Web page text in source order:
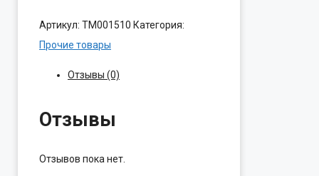
Артикул: ТМ001510 Категория:
Прочие товары
Отзывы (0)
Отзывы
Отзывов пока нет.